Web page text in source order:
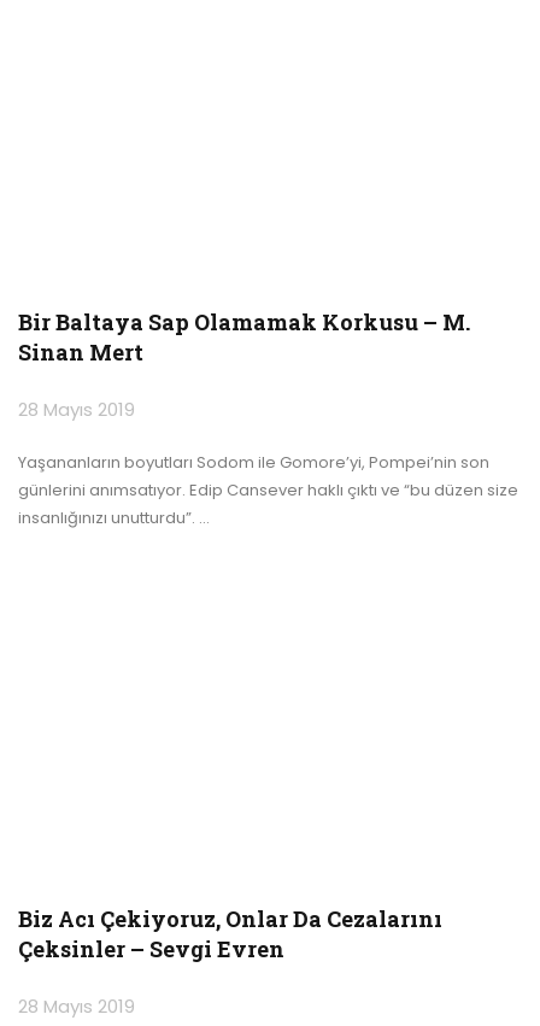
Bir Baltaya Sap Olamamak Korkusu – M.
Sinan Mert
28 Mayıs 2019
Yaşananların boyutları Sodom ile Gomore’yi, Pompei’nin son
günlerini anımsatıyor. Edip Cansever haklı çıktı ve “bu düzen size
insanlığınızı unutturdu”. …
Biz Acı Çekiyoruz, Onlar Da Cezalarını
Çeksinler – Sevgi Evren
28 Mayıs 2019